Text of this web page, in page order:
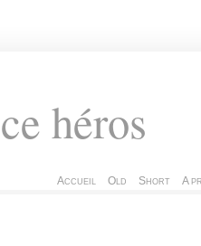
héros
Accueil Old Short A